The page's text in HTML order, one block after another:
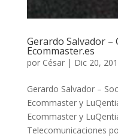
Gerardo Salvador –
Ecommaster.es
por César| Dic 20,
Gerardo Salvador –
Ecommaster y
Ecommaster y
Telecomunicaciones